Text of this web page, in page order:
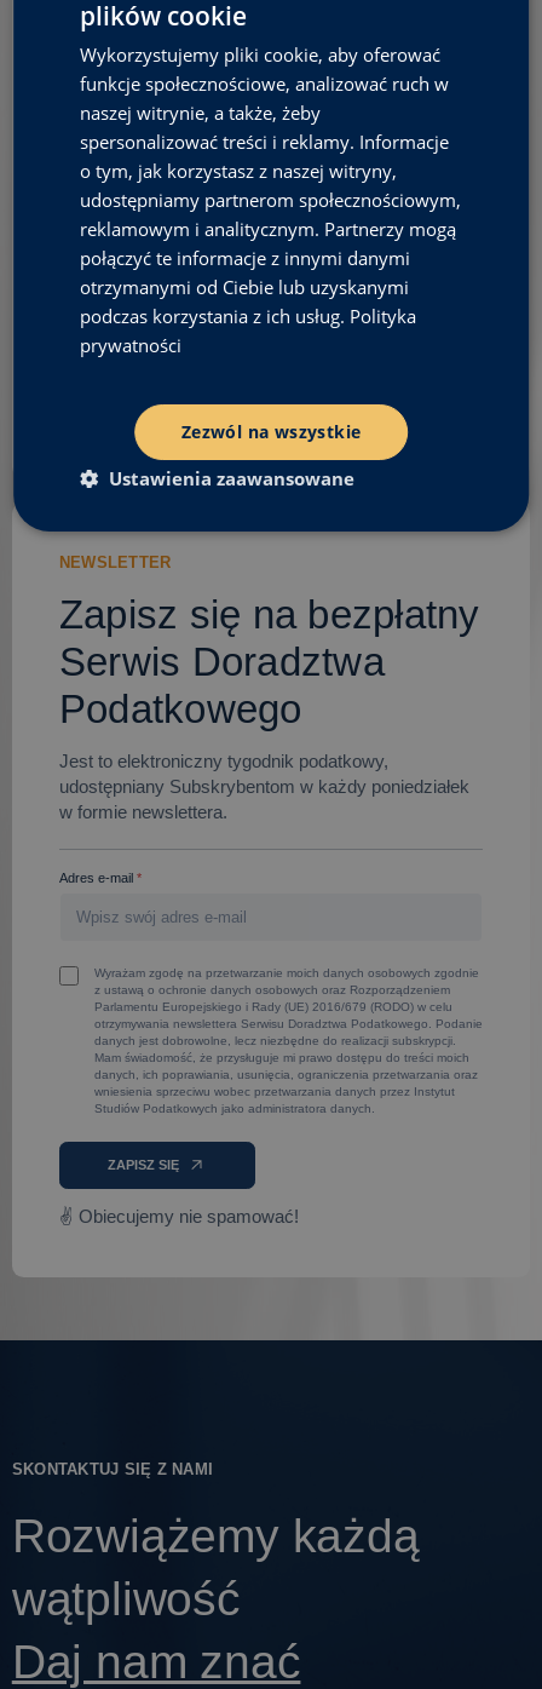
NEWSLETTER
Zapisz się na bezpłatny
Serwis Doradztwa
Podatkowego
Jest to elektroniczny tygodnik podatkowy,
udostępniany Subskrybentom w każdy poniedziałek
w formie newslettera.
Adres e-mail*
Wyrażam zgodę na przetwarzanie moich danych osobowych zgodnie
z ustawą o ochronie danych osobowych oraz Rozporządzeniem
Parlamentu Europejskiego i Rady (UE) 2016/679 (RODO) w celu
otrzymywania newslettera Serwisu Doradztwa Podatkowego. Podanie
danych jest dobrowolne, lecz niezbędne do realizacji subskrypcji.
Mam świadomość, że przysługuje mi prawo dostępu do treści moich
danych, ich poprawiania, usunięcia, ograniczenia przetwarzania oraz
wniesienia sprzeciwu wobec przetwarzania danych przez Instytut
Studiów Podatkowych jako administratora danych.
ZAPISZ SIĘ
✌ Obiecujemy nie spamować!
SKONTAKTUJ SIĘ Z NAMI
Rozwiążemy każdą
wątpliwość
Daj nam znać
plików cookie
Wykorzystujemy pliki cookie, aby oferować
funkcje społecznościowe, analizować ruch w
naszej witrynie, a także, żeby
spersonalizować treści i reklamy. Informacje
o tym, jak korzystasz z naszej witryny,
udostępniamy partnerom społecznościowym,
reklamowym i analitycznym. Partnerzy mogą
połączyć te informacje z innymi danymi
otrzymanymi od Ciebie lub uzyskanymi
podczas korzystania z ich usług. Polityka
prywatności
Zezwól na wszystkie
Ustawienia zaawansowane